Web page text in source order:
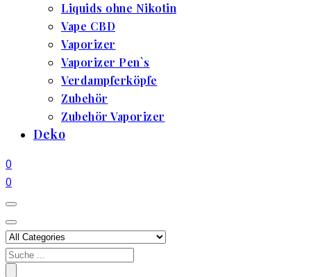
Liquids ohne Nikotin
Vape CBD
Vaporizer
Vaporizer Pen`s
Verdampferköpfe
Zubehör
Zubehör Vaporizer
Deko
0
0
Search